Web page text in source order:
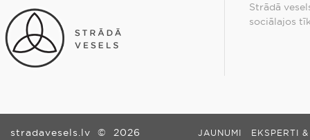
Strādā
sociālajos
stradavesels.lv © 2026 JAUNUMI EKSPERTI